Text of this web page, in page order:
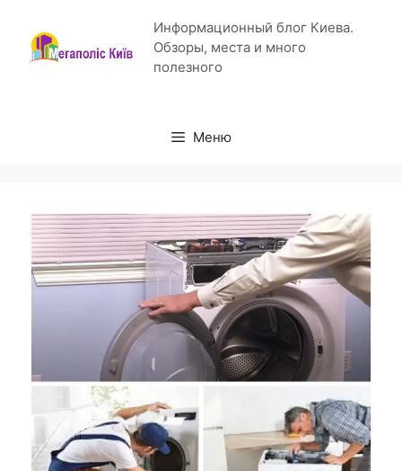
содержимому
Информационный блог Киева.
Обзоры, места и много
полезного
Меню